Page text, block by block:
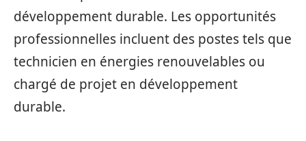
développement durable. Les opportunités
professionnelles incluent des postes tels que
technicien en énergies renouvelables ou
chargé de projet en développement
durable.